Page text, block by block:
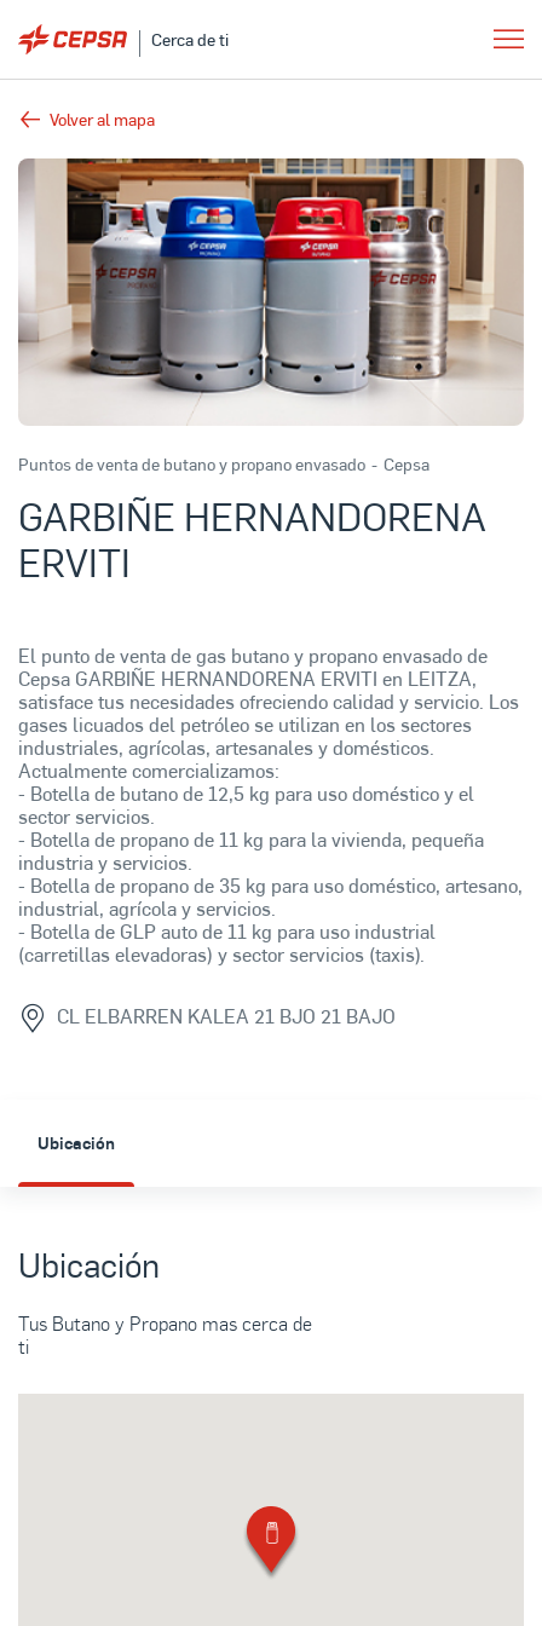
Cerca de ti
Volver al mapa
Puntos de venta de butano y propano envasado - Cepsa
GARBIÑE HERNANDORENA
ERVITI
El punto de venta de gas butano y propano envasado de
Cepsa GARBIÑE HERNANDORENA ERVITI en LEITZA,
satisface tus necesidades ofreciendo calidad y servicio. Los
gases licuados del petróleo se utilizan en los sectores
industriales, agrícolas, artesanales y domésticos.
Actualmente comercializamos:
- Botella de butano de 12,5 kg para uso doméstico y el
sector servicios.
- Botella de propano de 11 kg para la vivienda, pequeña
industria y servicios.
- Botella de propano de 35 kg para uso doméstico, artesano,
industrial, agrícola y servicios.
- Botella de GLP auto de 11 kg para uso industrial
(carretillas elevadoras) y sector servicios (taxis).
CL ELBARREN KALEA 21 BJO 21 BAJO
Ubicación
Ubicación
Tus Butano y Propano mas cerca de
ti